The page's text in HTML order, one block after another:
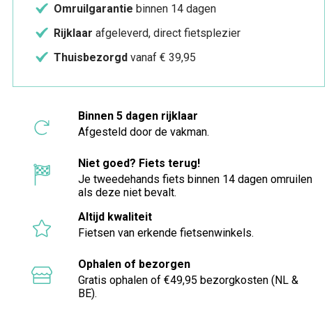
Omruilgarantie binnen 14 dagen
Rijklaar afgeleverd, direct fietsplezier
Thuisbezorgd vanaf € 39,95
Binnen 5 dagen rijklaar
Afgesteld door de vakman.
Niet goed? Fiets terug!
Je tweedehands fiets binnen 14 dagen omruilen
als deze niet bevalt.
Altijd kwaliteit
Fietsen van erkende fietsenwinkels.
Ophalen of bezorgen
Gratis ophalen of €49,95 bezorgkosten (NL &
BE).